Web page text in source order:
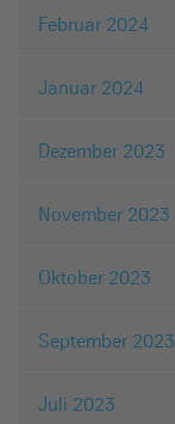
Februar 2024
Januar 2024
Dezember 2023
November 2023
Oktober 2023
September 2023
Juli 2023